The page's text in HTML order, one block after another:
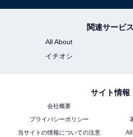
関連サービス
All About
イチオシ
サイト情報
会社概要
プライバシーポリシー
当サイトの情報についての注意